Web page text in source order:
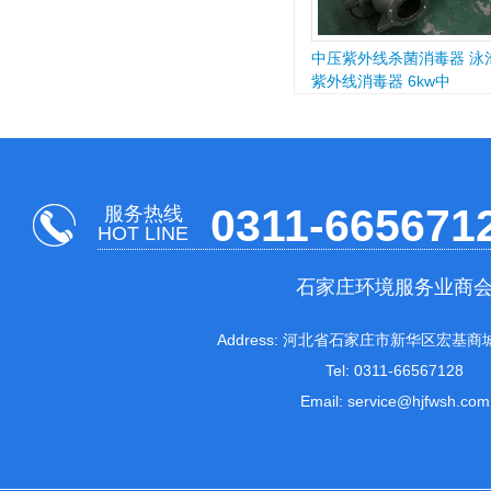
中压紫外线杀菌消毒器 泳
紫外线消毒器 6kw中
服务热线
HOT LINE
0311-
石家庄环境服务业商
Address: 河北省石家庄市新华区宏基商
Tel: 0311-66567128
Email: service@hjfwsh.com